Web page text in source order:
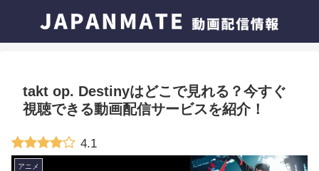
takt op. Destinyはどこで見れる？今すぐ
視聴できる動画配信サービスを紹介！
4.1
アニメ